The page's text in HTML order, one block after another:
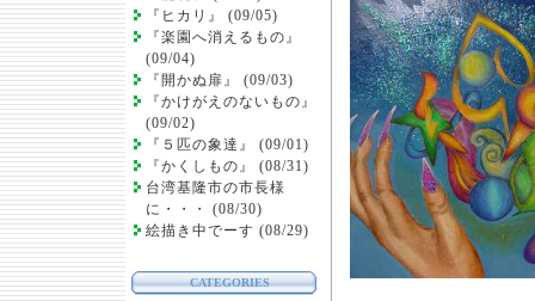
『ヒカリ』 (09/05)
『楽園へ消えるもの』
(09/04)
『開かぬ扉』 (09/03)
『かけがえのないもの』
(09/02)
『５匹の象達』 (09/01)
『かくしもの』 (08/31)
台湾基隆市の市長様
に・・・ (08/30)
絵描き中でーす (08/29)
CATEGORIES